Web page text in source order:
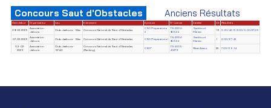
Concours Saut d'Obstacles Anciens Résultats
Date début Organisateur Lieu Evènement Epreuve N° License Cavalier Clt Résultats
08-02-2026
Association
Jafoura
Club Jaafoura - Sfax Concours National de Saut d'Obstacles
CSO Préparatoire
II
TN-2004-
80524
Saddoud
Mariem
16 3.00/42.16/2.00/5.00/27.06
07-02-2026
Association
Jafoura
Club Jaafoura - Sfax Concours National de Saut d'Obstacles CSO Préparatoire I
TN-2004-
80524
Saddoud
Mariem
1 0.00/67.43
09-02-
2025
Association
Jafoura
Club Jaafoura -
SFAX
Concours National de Saut d'Obstacles
(Ranking)
CSO*
TN-2005-
40279
Rbaii Ameur 23 7.00/66.14